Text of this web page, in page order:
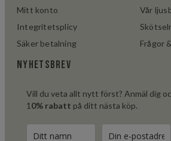
Mitt konto
Integritetsplicy
Säker betalning
Vår
Frågor
Nyhetsbrev
Vill du veta allt nytt först? Anmäl dig
1 0% rabatt på ditt nästa köp.